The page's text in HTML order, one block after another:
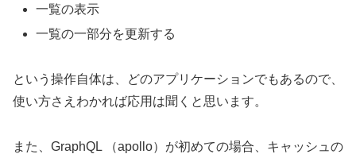
一覧の表示
一覧の一部分を更新する
という操作自体は、どのアプリケーションでもあるので、
使い方さえわかれば応用は聞くと思います。
また、GraphQL （apollo）が初めての場合、キャッシュの